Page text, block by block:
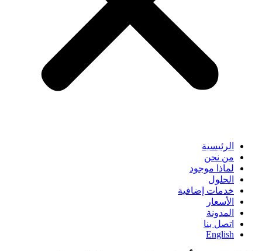
الرئيسية
من نحن
لماذا موجود
الحلول
خدمات إضافية
الأسعار
المدونة
اتصل بنا
English